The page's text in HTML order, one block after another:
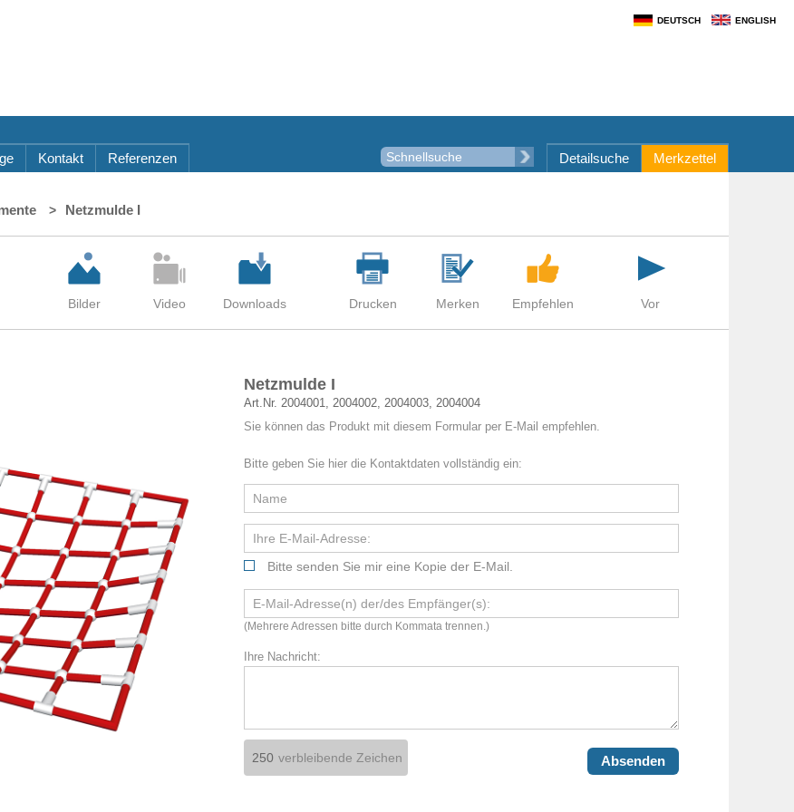
DEUTSCH ENGLISH
Kontakt Referenzen Detailsuche Merkzettel
Netzmulde I
Netzmulde I
Art.Nr. 2004001, 2004002, 2004003, 2004004
Sie können das Produkt mit diesem Formular per E-Mail empfehlen.
Bitte geben Sie hier die Kontaktdaten vollständig ein:
Bitte senden Sie mir eine Kopie der E-Mail.
(Mehrere Adressen bitte durch Kommata trennen.)
Ihre Nachricht:
verbleibende Zeichen Absenden